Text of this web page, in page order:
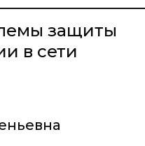
защиты
в сети